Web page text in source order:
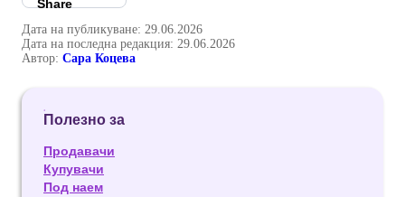
Дата на публикуване: 29.06.2026
Дата на последна редакция: 29.06.2026
Автор: Сара Коцева
Полезно за
Продавачи
Купувачи
Под наем